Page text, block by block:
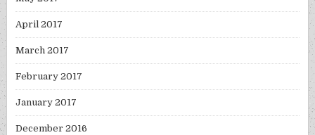
April 2017
March 2017
February 2017
January 2017
December 2016